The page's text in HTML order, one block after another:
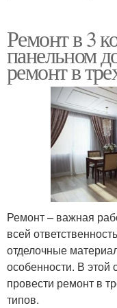
Ремонт в 3
панельном
ремонт в
Ремонт – важная
всей
отделочные
особенности. В этой
провести ремонт в
типов.